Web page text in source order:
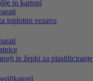
in kartoni
toplotno vezavo
in žepki za plastificiranje